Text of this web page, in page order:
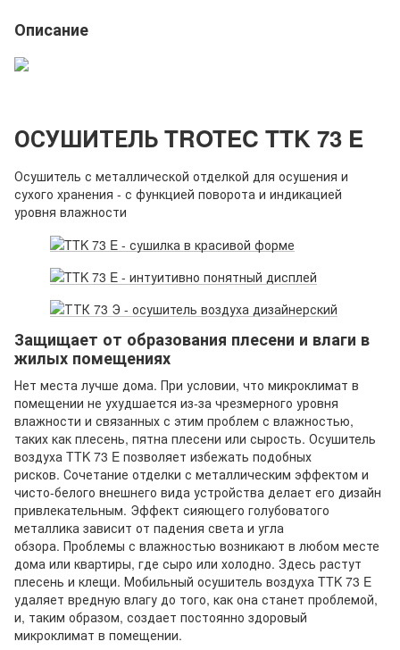
Описание
ОСУШИТЕЛЬ TROTEC TTK 73 E
Осушитель с металлической отделкой для осушения и
сухого хранения - с функцией поворота и индикацией
уровня влажности
Защищает от образования плесени и влаги в
жилых помещениях
Нет места лучше дома. При условии, что микроклимат в
помещении не ухудшается из-за чрезмерного уровня
влажности и связанных с этим проблем с влажностью,
таких как плесень, пятна плесени или сырость. Осушитель
воздуха TTK 73 E позволяет избежать подобных
рисков. Сочетание отделки с металлическим эффектом и
чисто-белого внешнего вида устройства делает его дизайн
привлекательным. Эффект сияющего голубоватого
металлика зависит от падения света и угла
обзора. Проблемы с влажностью возникают в любом месте
дома или квартиры, где сыро или холодно. Здесь растут
плесень и клещи. Мобильный осушитель воздуха TTK 73 E
удаляет вредную влагу до того, как она станет проблемой,
и, таким образом, создает постоянно здоровый
микроклимат в помещении.